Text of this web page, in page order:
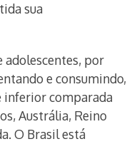
sua
adolescentes, por
e consumindo,
inferior comparada
Austrália, Reino
O Brasil está